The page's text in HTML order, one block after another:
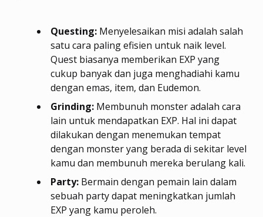
Questing: Menyelesaikan misi adalah salah
satu cara paling efisien untuk naik level.
Quest biasanya memberikan EXP yang
cukup banyak dan juga menghadiahi kamu
dengan emas, item, dan Eudemon.
Grinding: Membunuh monster adalah cara
lain untuk mendapatkan EXP. Hal ini dapat
dilakukan dengan menemukan tempat
dengan monster yang berada di sekitar level
kamu dan membunuh mereka berulang kali.
Party: Bermain dengan pemain lain dalam
sebuah party dapat meningkatkan jumlah
EXP yang kamu peroleh.